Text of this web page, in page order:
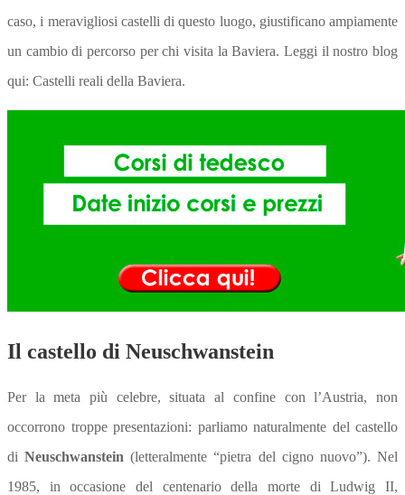
caso, i meravigliosi castelli di questo luogo, giustificano ampiamente
un cambio di percorso per chi visita la Baviera. Leggi il nostro blog
qui: Castelli reali della Baviera.
Il castello di Neuschwanstein
Per la meta più celebre, situata al confine con l’Austria, non
occorrono troppe presentazioni: parliamo naturalmente del castello
diNeuschwanstein (letteralmente “pietra del cigno nuovo”). Nel
1985, in occasione del centenario della morte di Ludwig II,